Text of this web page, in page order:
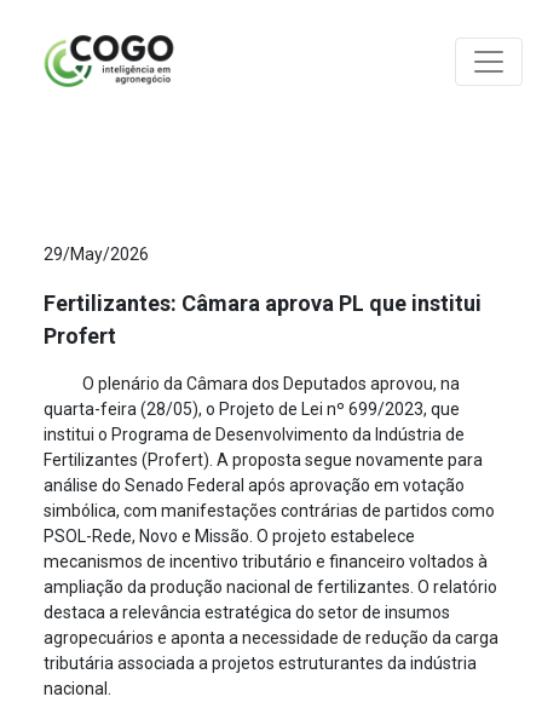
29/May/2026
Fertilizantes: Câmara aprova PL que institui
Profert
O plenário da Câmara dos Deputados aprovou, na
quarta-feira (28/05), o Projeto de Lei nº 699/2023, que
institui o Programa de Desenvolvimento da Indústria de
Fertilizantes (Profert). A proposta segue novamente para
análise do Senado Federal após aprovação em votação
simbólica, com manifestações contrárias de partidos como
PSOL-Rede, Novo e Missão. O projeto estabelece
mecanismos de incentivo tributário e financeiro voltados à
ampliação da produção nacional de fertilizantes. O relatório
destaca a relevância estratégica do setor de insumos
agropecuários e aponta a necessidade de redução da carga
tributária associada a projetos estruturantes da indústria
nacional.